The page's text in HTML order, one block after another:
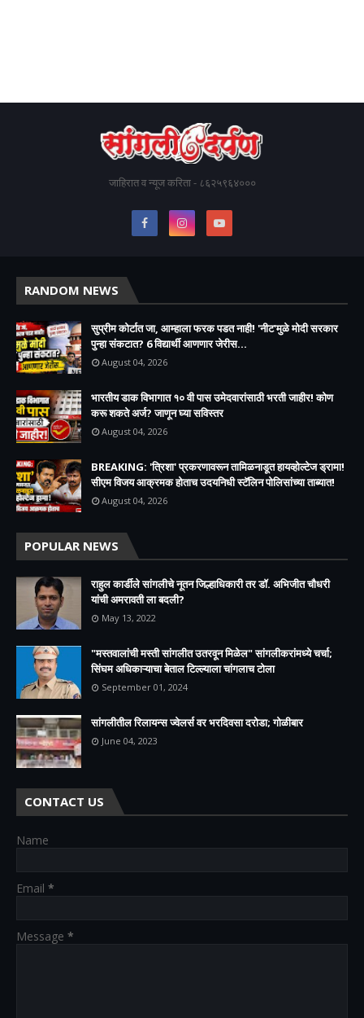
जाहिरात व न्यूज करिता - ८६२५९६४०००
RANDOM NEWS
सुप्रीम कोर्टात जा, आम्हाला फरक पडत नाही! 'नीट'मुळे मोदी सरकार
पुन्हा संकटात? 6 विद्यार्थी आणणार जेरीस...
August 04, 2026
भारतीय डाक विभागात १० वी पास उमेदवारांसाठी भरती जाहीर! कोण
करू शकते अर्ज? जाणून घ्या सविस्तर
August 04, 2026
BREAKING: 'त्रिशा' प्रकरणावरून तामिळनाडूत हायव्होल्टेज ड्रामा!
सीएम विजय आक्रमक होताच उदयनिधी स्टॅलिन पोलिसांच्या ताब्यात!
August 04, 2026
POPULAR NEWS
राहुल कार्डीले सांगलीचे नूतन जिल्हाधिकारी तर डॉ. अभिजीत चौधरी
यांची अमरावती ला बदली?
May 13, 2022
"मस्तवालांची मस्ती सांगलीत उतरवून मिळेल" सांगलीकरांमध्ये चर्चा;
सिंघम अधिकाऱ्याचा बेताल टिल्ल्याला चांगलाच टोला
September 01, 2024
सांगलीतील रिलायन्स ज्वेलर्स वर भरदिवसा दरोडा; गोळीबार
June 04, 2023
CONTACT US
Name
Email *
Message *